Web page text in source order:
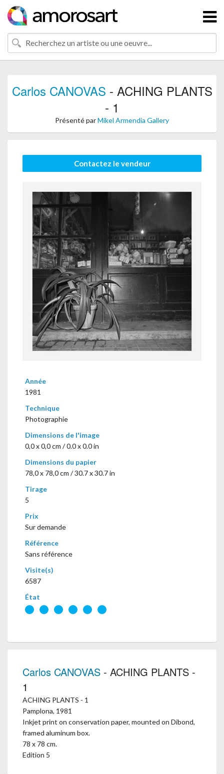
Carlos CANOVAS - ACHING PLANTS
- 1
Présenté parMikel Armendia Gallery
Contactez le vendeur
Année
1981
Technique
Photographie
Dimensions de l'image
0,0 x 0,0 cm / 0.0 x 0.0 in
Dimensions du papier
78,0 x 78,0 cm / 30.7 x 30.7 in
Tirage
5
Prix
Sur demande
Référence
Sans référence
Visite(s)
6587
État
Carlos CANOVAS - ACHING PLANTS -
1
ACHING PLANTS - 1
Pamplona, 1981
Inkjet print on conservation paper, mounted on Dibond,
framed aluminum box.
78 x 78 cm.
Edition 5